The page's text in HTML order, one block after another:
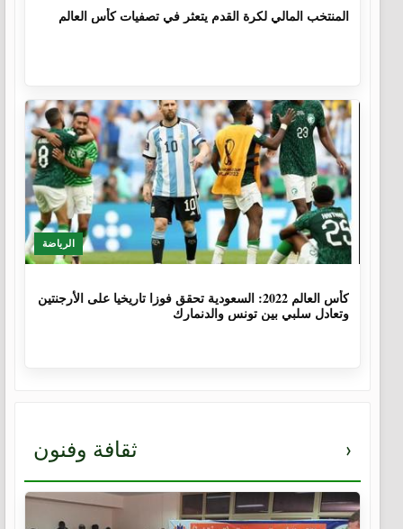
المنتخب المالي لكرة القدم يتعثر في تصفيات كأس العالم
الرياضة
كأس العالم 2022: السعودية تحقق فوزا تاريخيا على الأرجنتين
وتعادل سلبي بين تونس والدنمارك
ثقافة وفنون ›